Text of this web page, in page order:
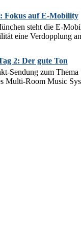
Fokus auf E-Mobility
steht die E-
eine Verdopplung
2: Der gute Ton
Sendung zum
Multi-Room Music